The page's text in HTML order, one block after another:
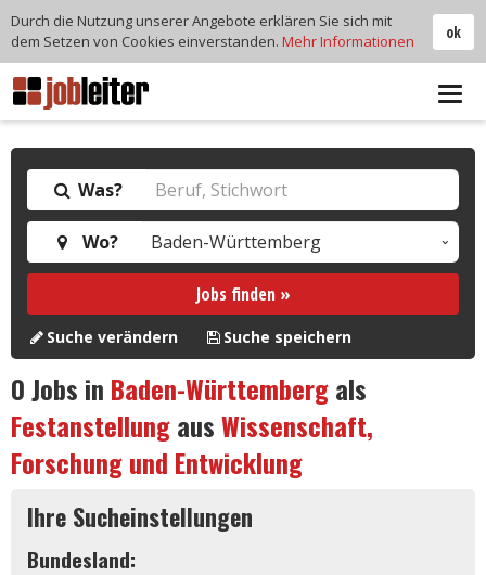
Was?
Wo?
Jobs finden »
Suche verändern Suche speichern
0Jobs in Baden-Württembergals
FestanstellungausWissenschaft,
Forschung und Entwicklung
Ihre Sucheinstellungen
Bundesland:
ok
Durch die Nutzung unserer Angebote erklären Sie sich mit
dem Setzen von Cookies einverstanden. Mehr Informationen